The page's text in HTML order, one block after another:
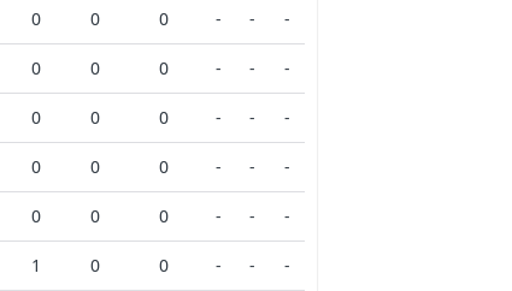
0 0 0 - - -
0 0 0 - - -
0 0 0 - - -
0 0 0 - - -
0 0 0 - - -
1 0 0 - - -